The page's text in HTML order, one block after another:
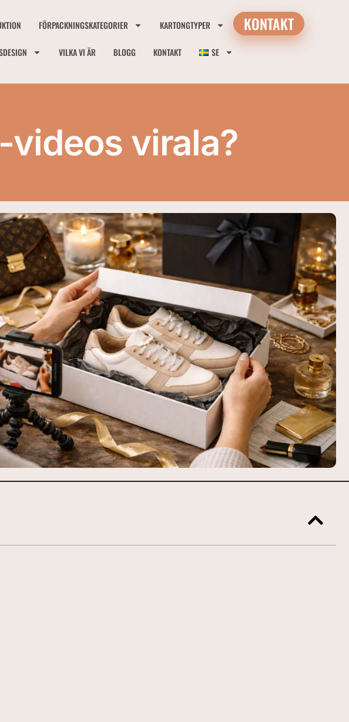
FÖRPACKNINGSKATEGORIER KARTONGTYPER
VILKA VI ÄR BLOGG KONTAKT SE
KONTAKT
virala?